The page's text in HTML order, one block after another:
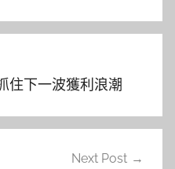
住下一波獲利浪潮
Next Post